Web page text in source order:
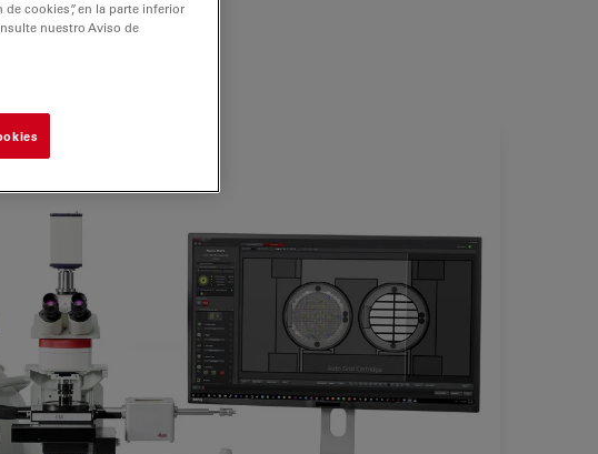
cookies”, en la parte inferior
nuestro Aviso de